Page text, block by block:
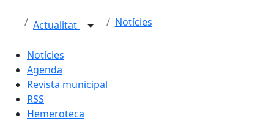
Actualitat Notícies
Notícies
Agenda
Revista municipal
RSS
Hemeroteca